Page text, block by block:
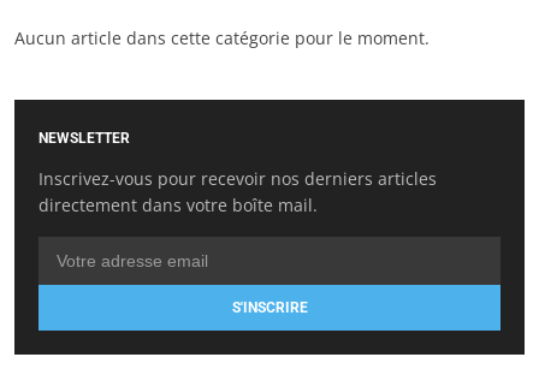
Aucun article dans cette catégorie pour le moment.
NEWSLETTER
Inscrivez-vous pour recevoir nos derniers articles
directement dans votre boîte mail.
S'INSCRIRE